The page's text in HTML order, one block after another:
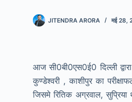
JITENDRA ARORA मई 28,
आज सी0बी0एस0ई0 दिल्ली
कुण्डेश्वरी , काशीपुर का
जिसमे रितिक अग्रवाल,